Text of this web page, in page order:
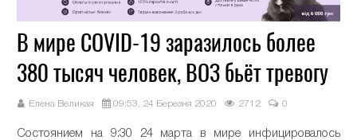
В мире COVID-19 заразилось более
380 тысяч человек, ВОЗ бьёт тревогу
Елена Великая 09:53, 24 Березня 2020 2712 0
Состоянием на 9:30 24 марта в мире инфицировалось